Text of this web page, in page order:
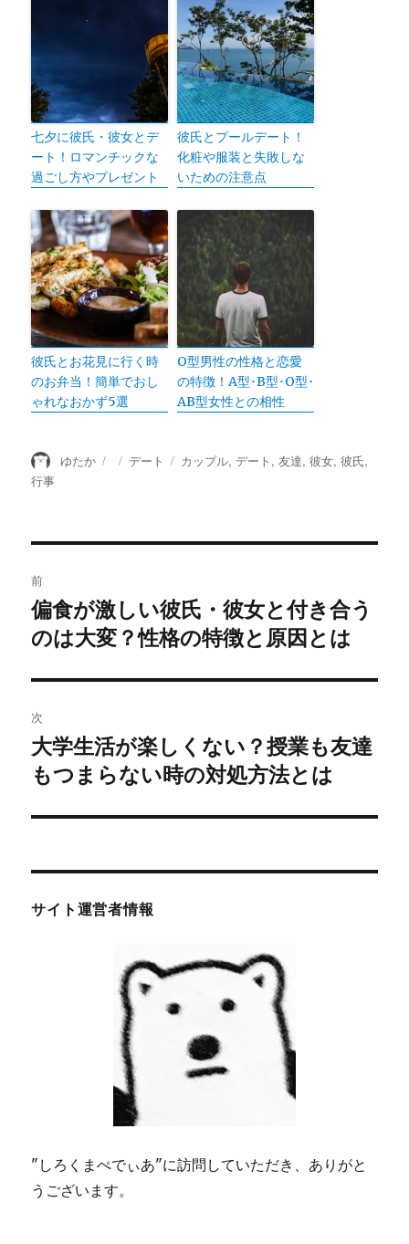
七夕に彼氏・彼女とデ
ート！ロマンチックな
過ごし方やプレゼント
彼氏とプールデート！
化粧や服装と失敗しな
いための注意点
彼氏とお花見に行く時
のお弁当！簡単でおし
ゃれなおかず5選
O型男性の性格と恋愛
の特徴！A型･B型･O型･
AB型女性との相性
投
ゆたか
投 カ
デート
タ
カップル,デート ,友達,彼女,彼氏,
行事
稿
ナ
ビ
ゲ
ー
シ
ン
前
過
去
投
稿:
偏食が激しい彼氏・彼女と付き合う
のは大変？性格の特徴と原因とは
次
次
の
稿:
大学生活が楽しくない？授業も友達
もつまらない時の対処方法とは
サイト運営者情報
"しろくまぺでぃあ"に訪問していただき、ありがと
うございます。